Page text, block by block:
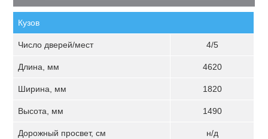
Кузов
Число дверей/мест 4/5
Длина, мм 4620
Ширина, мм 1820
Высота, мм 1490
Дорожный просвет, см н/д